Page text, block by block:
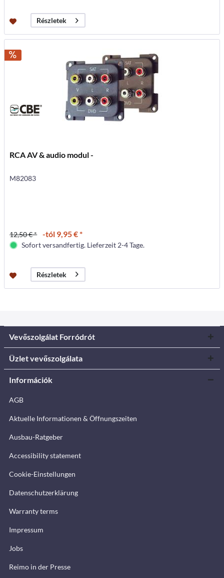
Részletek
RCA AV & audio modul -
M82083
12,50 € * -tól 9,95 € *
Sofort versandfertig. Lieferzeit 2-4 Tage.
Részletek
Vevőszolgálat Forródrót
Üzlet vevőszolgálata
Információk
AGB
Aktuelle Informationen & Öffnungszeiten
Ausbau-Ratgeber
Accessibility statement
Cookie-Einstellungen
Datenschutzerklärung
Warranty terms
Impressum
Jobs
Reimo in der Presse